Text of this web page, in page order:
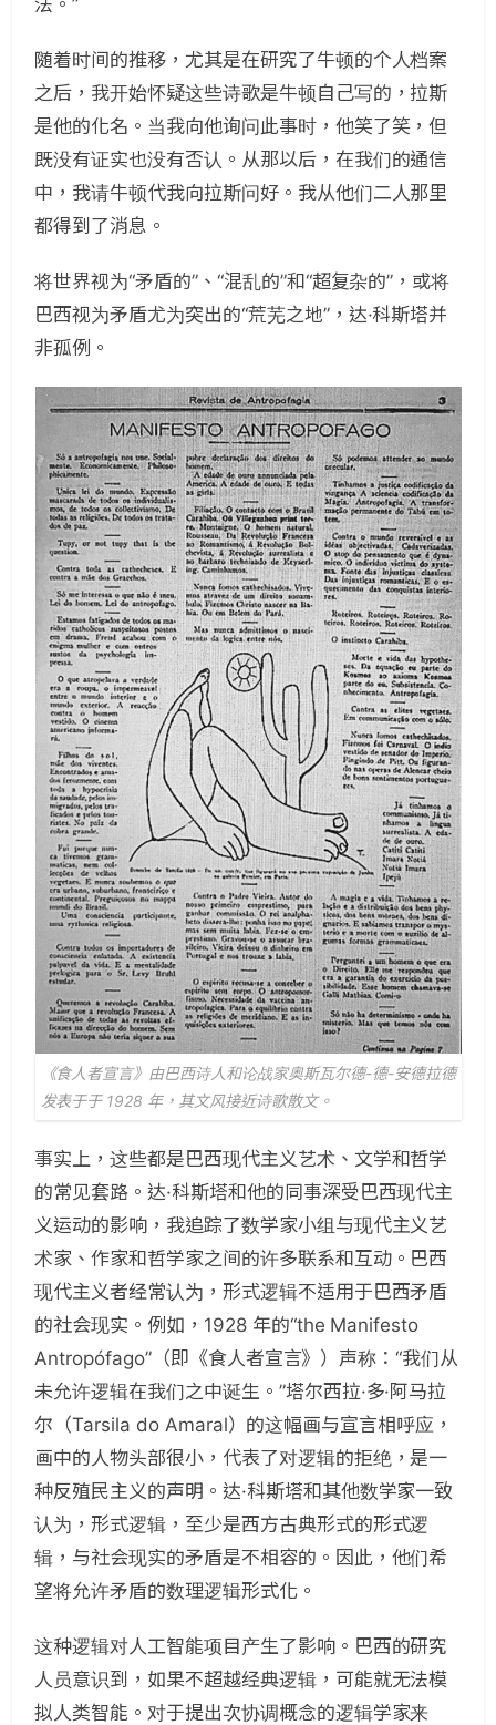
随着时间的推移，尤其是在研究了牛顿的个人档案
之后，我开始怀疑这些诗歌是牛顿自己写的，拉斯
是他的化名。当我向他询问此事时，他笑了笑，但
既没有证实也没有否认。从那以后，在我们的通信
中，我请牛顿代我向拉斯问好。我从他们二人那里
都得到了消息。
将世界视为“矛盾的”、“混乱的”和“超复杂的”，或将
巴西视为矛盾尤为突出的“荒芜之地”，达·科斯塔并
非孤例。
《食人者宣言》由巴西诗人和论战家奥斯瓦尔德-德-安德拉德
发表于于 1928 年，其文风接近诗歌散文。
事实上，这些都是巴西现代主义艺术、文学和哲学
的常见套路。达·科斯塔和他的同事深受巴西现代主
义运动的影响，我追踪了数学家小组与现代主义艺
术家、作家和哲学家之间的许多联系和互动。巴西
现代主义者经常认为，形式逻辑不适用于巴西矛盾
的社会现实。例如，1928 年的“the Manifesto
Antropófago”（即《食人者宣言》）声称：“我们从
未允许逻辑在我们之中诞生。”塔尔西拉·多·阿马拉
尔（Tarsila do Amaral）的这幅画与宣言相呼应，
画中的人物头部很小，代表了对逻辑的拒绝，是一
种反殖民主义的声明。达·科斯塔和其他数学家一致
认为，形式逻辑，至少是西方古典形式的形式逻
辑，与社会现实的矛盾是不相容的。因此，他们希
望将允许矛盾的数理逻辑形式化。
这种逻辑对人工智能项目产生了影响。巴西的研究
人员意识到，如果不超越经典逻辑，可能就无法模
拟人类智能。对于提出次协调概念的逻辑学家来